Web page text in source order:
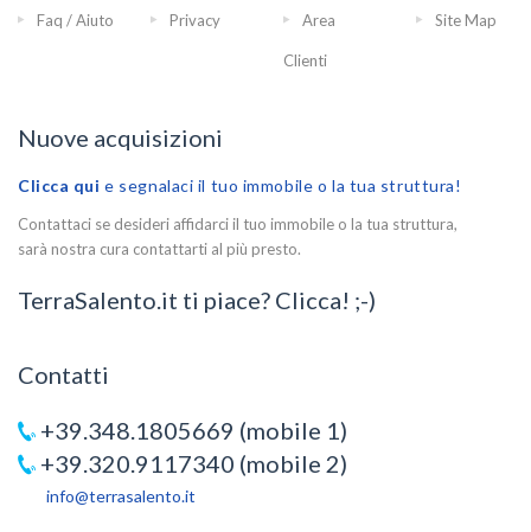
Faq / Aiuto Privacy Area
Clienti
Site Map
Nuove acquisizioni
Clicca qui e segnalaci il tuo immobile o la tua struttura!
Contattaci se desideri affidarci il tuo immobile o la tua struttura,
sarà nostra cura contattarti al più presto.
TerraSalento.it ti piace? Clicca! ;-)
Contatti
+39.348.1805669 (mobile 1)
+39.320.9117340 (mobile 2)
info@terrasalento.it